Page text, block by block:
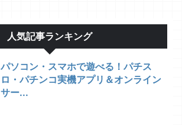
人気記事ランキング
パソコン・スマホで遊べる！パチス
ロ・パチンコ実機アプリ＆オンライン
サー...